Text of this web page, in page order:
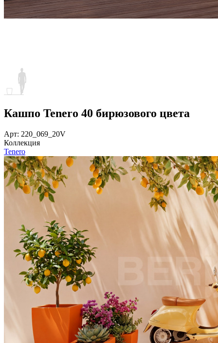
Кашпо Tenero 40 бирюзового цвета
Арт: 220_069_20V
Коллекция
Tenero